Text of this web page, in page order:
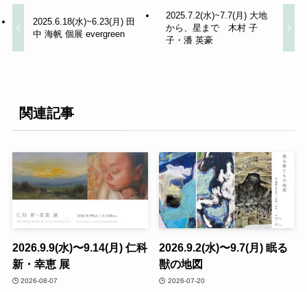
2025.6.18(水)~6.23(月) 田
中 海帆 個展 evergreen
2025.7.2(水)~7.7(月) 大地
から、星まで 木村 子
子・潘 英豪
関連記事
2026.9.9(水)〜9.14(月) 仁科
新・幸恵 展
2026-08-07
2026.9.2(水)〜9.7(月) 眠る
獣の地図
2026-07-20